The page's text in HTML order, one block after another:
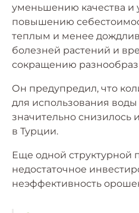
уменьшению качества и
повышению
теплым и менее
болезней растений и
сокращению
Он предупредил, что
для использования
значительно снизилось
в Турции.
Еще одной структурной
недостаточное
неэффективность